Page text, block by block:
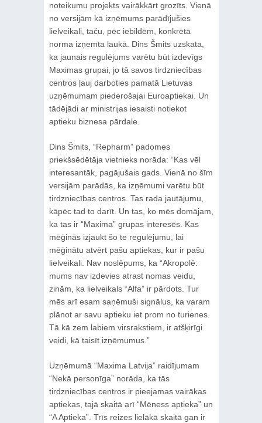
noteikumu projekts vairākkārt grozīts. Vienā
no versijām kā izņēmums parādījušies
lielveikali, taču, pēc iebildēm, konkrētā
norma izņemta laukā. Dins Šmits uzskata,
ka jaunais regulējums varētu būt izdevīgs
Maximas grupai, jo tā savos tirdzniecības
centros ļauj darboties pamatā Lietuvas
uzņēmumam piederošajai Euroaptiekai. Un
tādējādi ar ministrijas iesaisti notiekot
aptieku biznesa pārdale.
Dins Šmits, “Repharm” padomes
priekšsēdētāja vietnieks norāda: “Kas vēl
interesantāk, pagājušais gads. Vienā no šīm
versijām parādās, ka izņēmumi varētu būt
tirdzniecības centros. Tas rada jautājumu,
kāpēc tad to darīt. Un tas, ko mēs domājam,
ka tas ir “Maxima” grupas interesēs. Kas
mēģinās izjaukt šo te regulējumu, lai
mēģinātu atvērt pašu aptiekas, kur ir pašu
lielveikali. Nav noslēpums, ka “Akropolē:
mums nav izdevies atrast nomas veidu,
zinām, ka lielveikals “Alfa” ir pārdots. Tur
mēs arī esam saņēmuši signālus, ka varam
plānot ar savu aptieku iet prom no turienes.
Tā kā zem labiem virsrakstiem, ir atšķirīgi
veidi, kā taisīt izņēmumus.”
Uzņēmumā “Maxima Latvija” raidījumam
“Nekā personīga” norāda, ka tās
tirdzniecības centros ir pieejamas vairākas
aptiekas, tajā skaitā arī “Mēness aptieka” un
“A Aptieka”. Trīs reizes lielākā skaitā gan ir